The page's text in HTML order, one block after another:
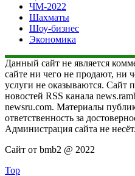
ЧМ-2022
Шахматы
Шоу-бизнес
Экономика
Данный сайт не является
сайте ни чего не продают, ни
услуги не оказываются. Сайт
новостей RSS канала
newsru.com. Материалы
ответственность за
Администрация сайта не несёт.
Сайт от bmb2 @ 2022
Top